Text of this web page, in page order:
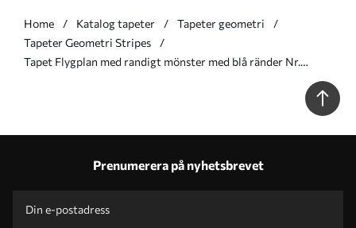
Home Katalog tapeter
Tapeter geometri
Tapeter Geometri Stripes
Tapet Flygplan med randigt mönster med blå ränder Nr.
Prenumerera på nyhetsbrevet